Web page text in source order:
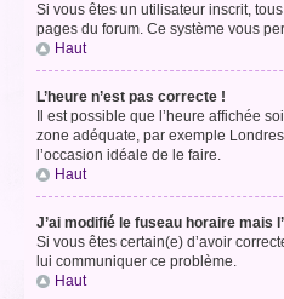
Si vous êtes un utilisateur inscrit,
pages du forum. Ce système vous
Haut
L’heure n’est pas correcte !
Il est possible que l’heure affichée
zone adéquate, par exemple
l’occasion idéale de le faire.
Haut
J’ai modifié le fuseau horaire mais
Si vous êtes certain(e) d’avoir
lui communiquer ce problème.
Haut